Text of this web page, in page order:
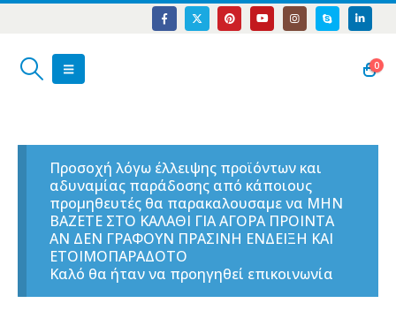
0
Προσοχή λόγω έλλειψης προϊόντων και
αδυναμίας παράδοσης από κάποιους
προμηθευτές θα παρακαλουσαμε να ΜΗΝ
ΒΑΖΕΤΕ ΣΤΟ ΚΑΛΑΘΙ ΓΙΑ ΑΓΟΡΑ ΠΡΟΙΝΤΑ
ΑΝ ΔΕΝ ΓΡΑΦΟΥΝ ΠΡΑΣΙΝΗ ΕΝΔΕΙΞΗ ΚΑΙ
ΕΤΟΙΜΟΠΑΡΑΔΟΤΟ
Καλό θα ήταν να προηγηθεί επικοινωνία